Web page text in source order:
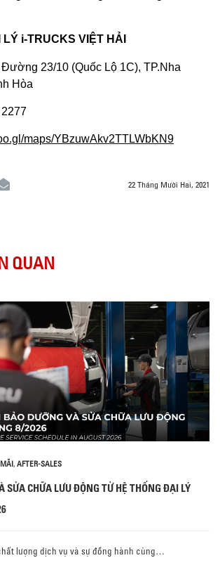
i-TRUCKS VIỆT HẢI
23/10 (Quốc Lộ 1C), TP.Nha
Hòa
maps/YBzuwAkv2TTLWbKN9
22 Tháng Mười Hai, 2021
QUAN
, AFTER-SALES
SỬA CHỮA LƯU ĐỘNG TỪ HỆ THỐNG ĐẠI LÝ
lượng dịch vụ và sự đồng hành cùng…